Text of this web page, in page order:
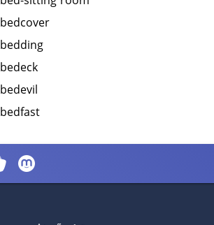
bedcover
bedding
bedeck
bedevil
bedfast